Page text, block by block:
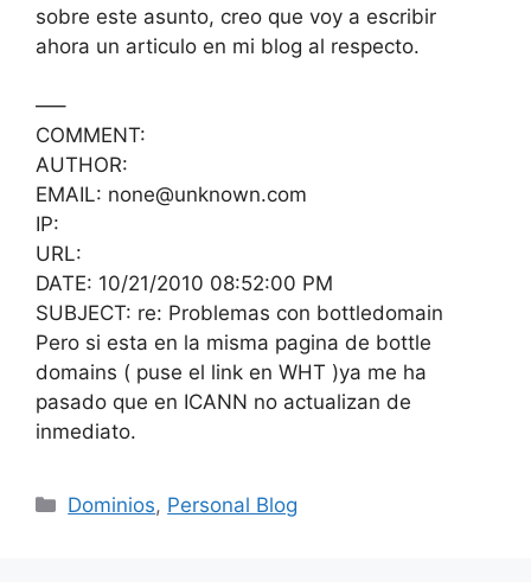
sobre este asunto, creo que voy a escribir
ahora un articulo en mi blog al respecto.
—–
COMMENT:
AUTHOR:
EMAIL: none@unknown.com
IP:
URL:
DATE: 10/21/2010 08:52:00 PM
SUBJECT: re: Problemas con bottledomain
Pero si esta en la misma pagina de bottle
domains ( puse el link en WHT )ya me ha
pasado que en ICANN no actualizan de
inmediato.
Categorías
Dominios, Personal Blog